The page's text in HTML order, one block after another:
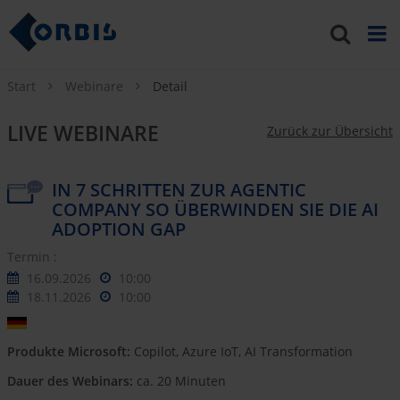
Start Webinare Detail
LIVE WEBINARE Zurück zur Übersicht
IN 7 SCHRITTEN ZUR AGENTIC
COMPANY SO ÜBERWINDEN SIE DIE AI
ADOPTION GAP
Termin :
16.09.2026
10:00
18.11.2026
10:00
Produkte Microsoft: Copilot, Azure IoT, AI Transformation
Dauer des Webinars: ca. 20 Minuten